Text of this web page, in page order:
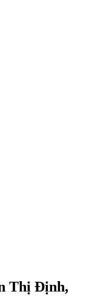
Thị Định,